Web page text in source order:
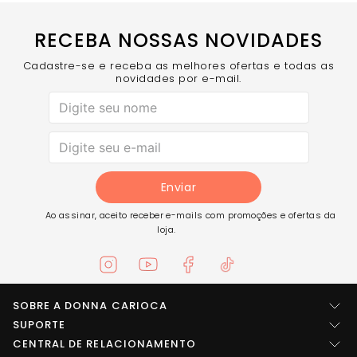
RECEBA NOSSAS NOVIDADES
Cadastre-se e receba as melhores ofertas e todas as
novidades por e-mail.
Enviar
Ao assinar, aceito receber e-mails com promoções e ofertas da
loja.
SOBRE A DONNA CARIOCA
Quem somos
Imprensa
SUPORTE
Central de ajuda
CENTRAL DE RELACIONAMENTO